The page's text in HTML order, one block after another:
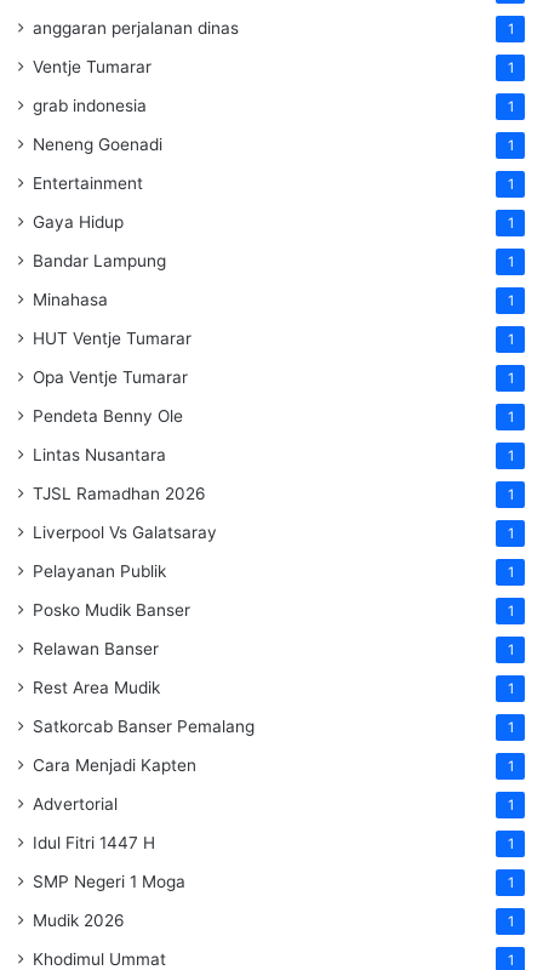
anggaran perjalanan dinas 1
Ventje Tumarar 1
grab indonesia 1
Neneng Goenadi 1
Entertainment 1
Gaya Hidup 1
Bandar Lampung 1
Minahasa 1
HUT Ventje Tumarar 1
Opa Ventje Tumarar 1
Pendeta Benny Ole 1
Lintas Nusantara 1
TJSL Ramadhan 2026 1
Liverpool Vs Galatsaray 1
Pelayanan Publik 1
Posko Mudik Banser 1
Relawan Banser 1
Rest Area Mudik 1
Satkorcab Banser Pemalang 1
Cara Menjadi Kapten 1
Advertorial 1
Idul Fitri 1447 H 1
SMP Negeri 1 Moga 1
Mudik 2026 1
Khodimul Ummat 1